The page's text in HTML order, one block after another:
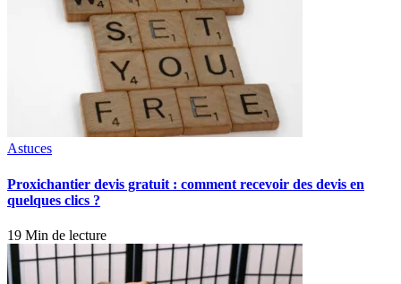
Astuces
Proxichantier devis gratuit : comment recevoir des devis en
quelques clics ?
19 Min de lecture